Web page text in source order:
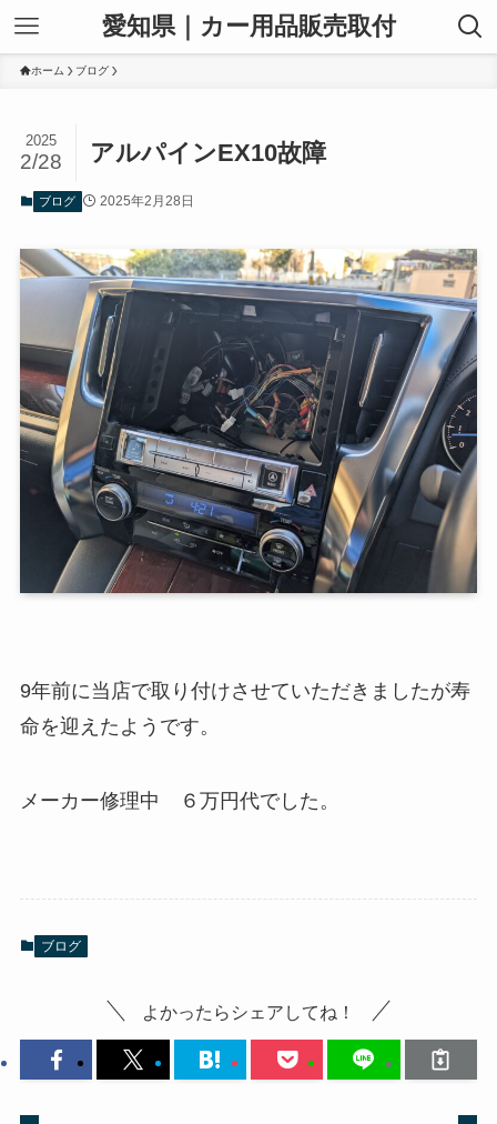
愛知県｜カー用品販売取付
ホーム ブログ
アルパインEX10故障
2025
2/28
ブログ 2025年2月28日
9年前に当店で取り付けさせていただきましたが寿
命を迎えたようです。
メーカー修理中 ６万円代でした。
ブログ
よかったらシェアしてね！